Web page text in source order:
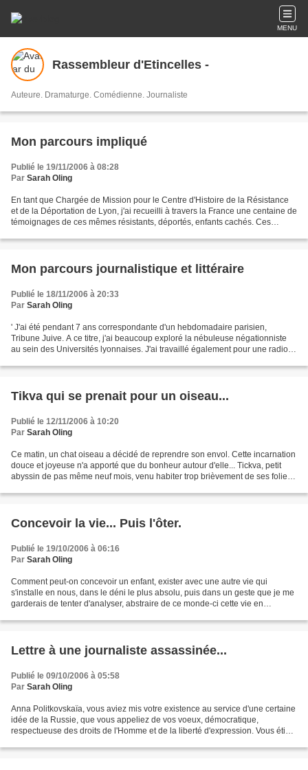
MENU
Rassembleur d'Etincelles -
Auteure. Dramaturge. Comédienne. Journaliste
Mon parcours impliqué
Publié le 19/11/2006 à 08:28
Par Sarah Oling
En tant que Chargée de Mission pour le Centre d'Histoire de la Résistance
et de la Déportation de Lyon, j'ai recueilli à travers la France une centaine de
témoignages de ces mêmes résistants, déportés, enfants cachés. Ces
Mon parcours journalistique et littéraire
Publié le 18/11/2006 à 20:33
Par Sarah Oling
' J'ai été pendant 7 ans correspondante d'un hebdomadaire parisien,
Tribune Juive. A ce titre, j'ai beaucoup exploré la nébuleuse négationniste
au sein des Universités lyonnaises. J'ai travaillé également pour une radio
Tikva qui se prenait pour un oiseau...
Publié le 12/11/2006 à 10:20
Par Sarah Oling
Ce matin, un chat oiseau a décidé de reprendre son envol. Cette incarnation
douce et joyeuse n'a apporté que du bonheur autour d'elle... Tickva, petit
abyssin de pas même neuf mois, venu habiter trop brièvement de ses folies
Concevoir la vie... Puis l'ôter.
Publié le 19/10/2006 à 06:16
Par Sarah Oling
Comment peut-on concevoir un enfant, exister avec une autre vie qui
s'installe en nous, dans le déni le plus absolu, puis dans un geste que je me
garderais de tenter d'analyser, abstraire de ce monde-ci cette vie en
Lettre à une journaliste assassinée...
Publié le 09/10/2006 à 05:58
Par Sarah Oling
Anna Politkovskaïa, vous aviez mis votre existence au service d'une certaine
idée de la Russie, que vous appeliez de vos voeux, démocratique,
respectueuse des droits de l'Homme et de la liberté d'expression. Vous étiez